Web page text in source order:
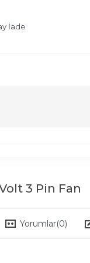
İade
3 Pin Fan
Yorumlar(0)